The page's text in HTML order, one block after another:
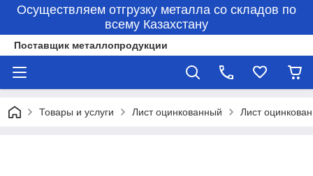
Осуществляем отгрузку металла со складов по
всему Казахстану
Поставщик металлопродукции
Товары и услуги Лист оцинкованный Лист